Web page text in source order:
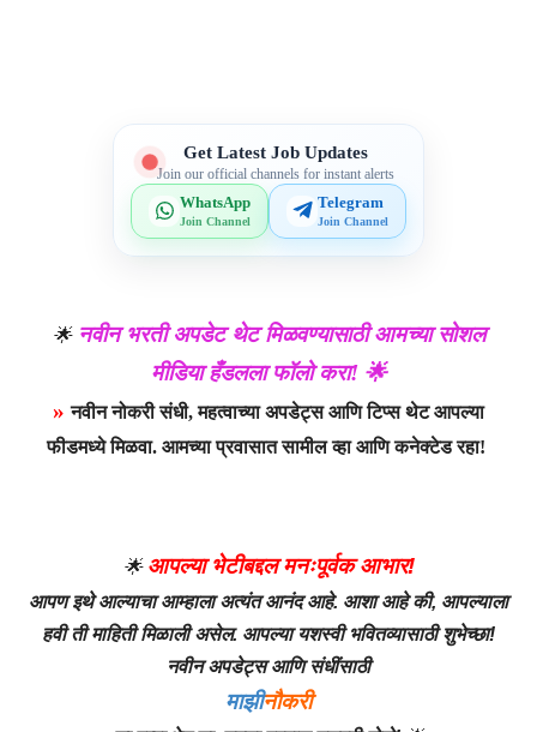
Get Latest Job Updates
Join our official channels for instant alerts
WhatsApp
Join Channel
Telegram
Join Channel
🌟नवीन भरती अपडेट थेट मिळवण्यासाठी आमच्या सोशल
मीडिया हँडलला फॉलो करा! 🌟
»नवीन नोकरी संधी, महत्वाच्या अपडेट्स आणि टिप्स थेट आपल्या
फीडमध्ये मिळवा. आमच्या प्रवासात सामील व्हा आणि कनेक्टेड रहा!
🌟 आपल्या भेटीबद्दल मनःपूर्वक आभार!
आपण इथे आल्याचा आम्हाला अत्यंत आनंद आहे. आशा आहे की, आपल्याला
हवी ती माहिती मिळाली असेल. आपल्या यशस्वी भवितव्यासाठी शुभेच्छा!
नवीन अपडेट्स आणि संधींसाठी
माझीनौकरी